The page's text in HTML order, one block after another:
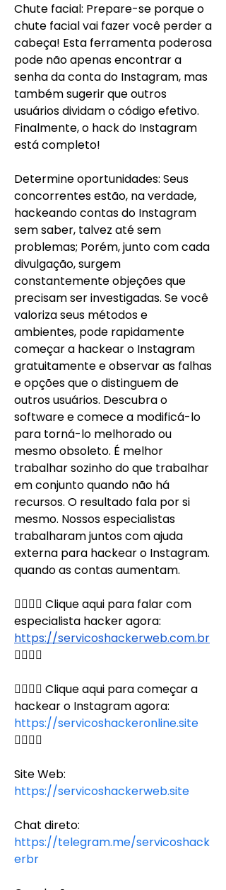
Chute facial: Prepare-se porque o
chute facial vai fazer você perder a
cabeça! Esta ferramenta poderosa
pode não apenas encontrar a
senha da conta do Instagram, mas
também sugerir que outros
usuários dividam o código efetivo.
Finalmente, o hack do Instagram
está completo!
Determine oportunidades: Seus
concorrentes estão, na verdade,
hackeando contas do Instagram
sem saber, talvez até sem
problemas; Porém, junto com cada
divulgação, surgem
constantemente objeções que
precisam ser investigadas. Se você
valoriza seus métodos e
ambientes, pode rapidamente
começar a hackear o Instagram
gratuitamente e observar as falhas
e opções que o distinguem de
outros usuários. Descubra o
software e comece a modificá-lo
para torná-lo melhorado ou
mesmo obsoleto. É melhor
trabalhar sozinho do que trabalhar
em conjunto quando não há
recursos. O resultado fala por si
mesmo. Nossos especialistas
trabalharam juntos com ajuda
externa para hackear o Instagram.
quando as contas aumentam.
👉🏻👉🏻 Clique aqui para falar com
https://servicoshackerweb.com.br
👈🏻👈🏻
👉🏻👉🏻 Clique aqui para começar a
https://servicoshackeronline.site
👈🏻👈🏻
Site Web:
https://servicoshackerweb.site
Chat direto:
https://telegram.me/servicoshack
erbr